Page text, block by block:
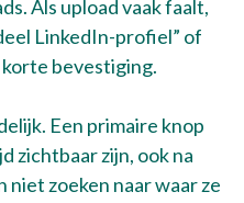
Als upload vaak faalt,
LinkedIn-profiel” of
korte bevestiging.
Een primaire knop
zichtbaar zijn, ook na
niet zoeken naar waar ze